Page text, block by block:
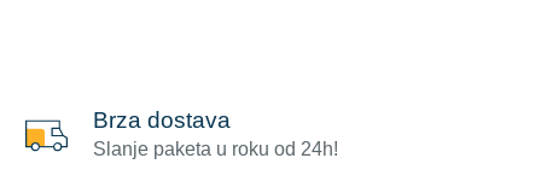
Brza dostava
Slanje paketa u roku od 24h!